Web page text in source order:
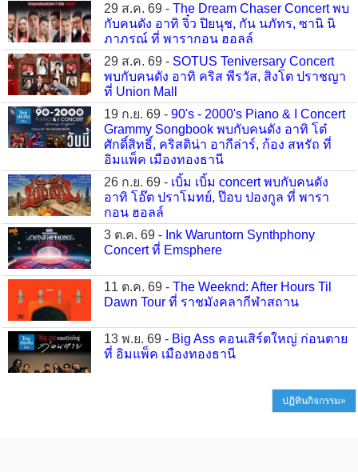
29 ส.ค. 69 - The Dream Chaser Concert พบ
กับคนดัง อาทิ จิ๋ว ปิยนุช, กัน นภัทร, ซานิ นิ
ภาภรณ์ ที่ พารากอน ฮอลล์
29 ส.ค. 69 - SOTUS Teniversary Concert
พบกับคนดัง อาทิ คริส พีรวัส, สิงโต ปราชญา
ที่ Union Mall
19 ก.ย. 69 - 90's - 2000's Piano & I Concert
Grammy Songbook พบกับคนดัง อาทิ โต๋
ศักดิ์สิทธิ์, คริสติน่า อากีล่าร์, ก้อง สหรัถ ที่
อิมแพ็ค เมืองทองธานี
26 ก.ย. 69 - เบิ้ม เบิ้ม concert พบกับคนดัง
อาทิ โอ๊ต ปราโมทย์, ป๊อบ ปองกูล ที่ พารา
กอน ฮอลล์
3 ต.ค. 69 - Ink Waruntorn Synthphony
Concert ที่ Emsphere
11 ต.ค. 69 - The Weeknd: After Hours Til
Dawn Tour ที่ ราชมังคลากีฬาสถาน
13 พ.ย. 69 - Big Ass คอนเสิร์ตใหญ่ ก่อนตาย
ที่ อิมแพ็ค เมืองทองธานี
ปฏิทินกิจกรรม»